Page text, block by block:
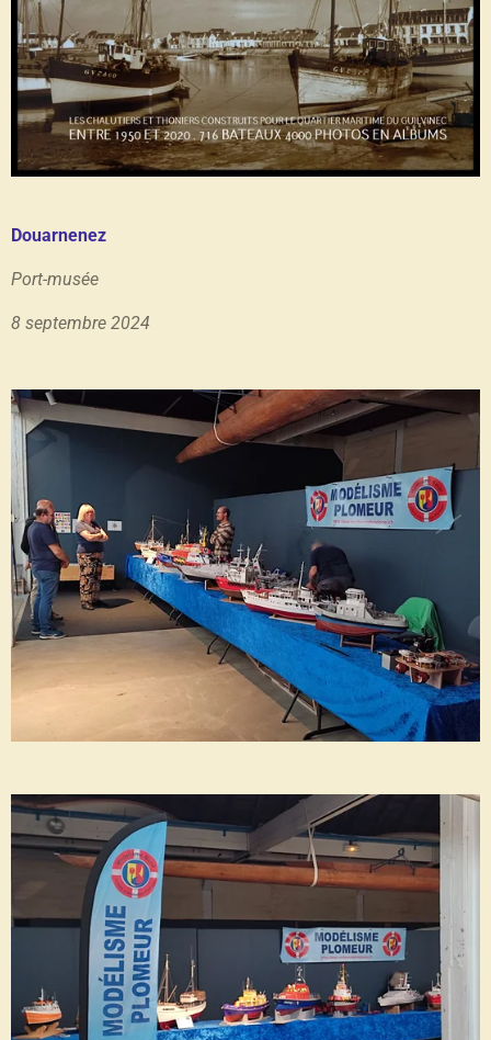
Douarnenez
Port-musée
8 septembre 2024